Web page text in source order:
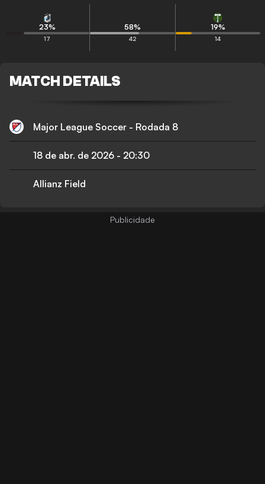
23%
17
58%
42
19%
14
MATCH DETAILS
Major League Soccer - Rodada 8
18 de abr. de 2026 - 20:30
Allianz Field